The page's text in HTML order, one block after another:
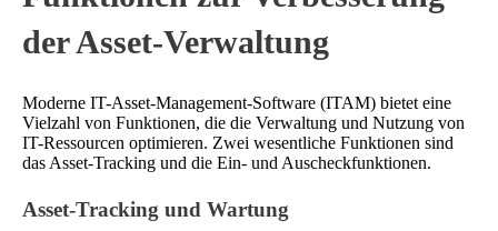
der Asset-Verwaltung
Moderne IT-Asset-Management-Software (ITAM) bietet eine
Vielzahl von Funktionen, die die Verwaltung und Nutzung von
IT-Ressourcen optimieren. Zwei wesentliche Funktionen sind
das Asset-Tracking und die Ein- und Auscheckfunktionen.
Asset-Tracking und Wartung